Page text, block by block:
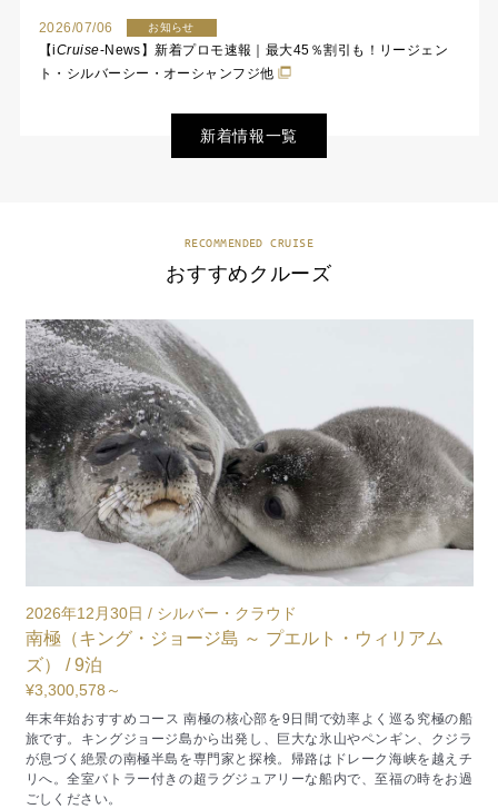
2026/07/06 お知らせ
【iCruise-News】新着プロモ速報｜最大45％割引も！リージェン
ト・シルバーシー・オーシャンフジ他
新着情報一覧
RECOMMENDED CRUISE
おすすめクルーズ
2026年11月16日 / シルバー・ムーン
オセアニア（ シンガポール ～ シドニー ） / 18泊
¥2,012,548～
1泊あたりUS$600台～。東南アジアからオーストラリアへ。バリ島や
コモド島、グレートバリアリーフなど憧れの絶景を巡る人気航路。南半
球のリゾートと大自然を満喫する贅沢な船旅です。伝統を守りつつモダ
ンに進化したスモールラグジュアリー「シルバーシー・クルーズ」。肩
肘張らないアットホームな雰囲気が世界中のクルーズファンから親しま
れています。